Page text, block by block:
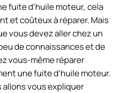
fuite d’huile moteur, cela
et coûteux à réparer. Mais
vous devez aller chez un
de connaissances et de
vous-même réparer
une fuite d’huile moteur.
allons vous expliquer